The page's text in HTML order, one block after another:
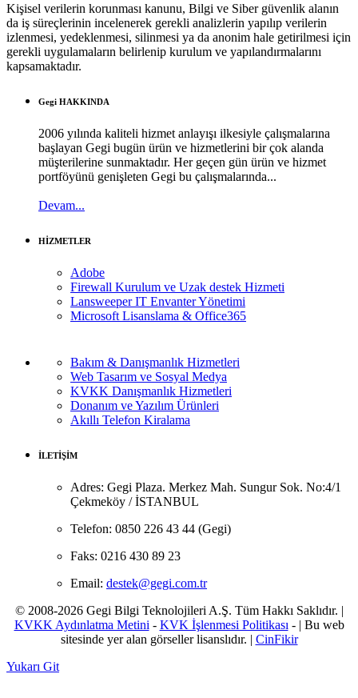
Kişisel verilerin korunması kanunu, Bilgi ve Siber güvenlik alanın
da iş süreçlerinin incelenerek gerekli analizlerin yapılıp verilerin
izlenmesi, yedeklenmesi, silinmesi ya da anonim hale getirilmesi için
gerekli uygulamaların belirlenip kurulum ve yapılandırmalarını
kapsamaktadır.
Gegi HAKKINDA
2006 yılında kaliteli hizmet anlayışı ilkesiyle çalışmalarına
başlayan Gegi bugün ürün ve hizmetlerini bir çok alanda
müşterilerine sunmaktadır. Her geçen gün ürün ve hizmet
portföyünü genişleten Gegi bu çalışmalarında...
Devam...
HİZMETLER
Adobe
Firewall Kurulum ve Uzak destek Hizmeti
Lansweeper IT Envanter Yönetimi
Microsoft Lisanslama & Office365
Bakım & Danışmanlık Hizmetleri
Web Tasarım ve Sosyal Medya
KVKK Danışmanlık Hizmetleri
Donanım ve Yazılım Ürünleri
Akıllı Telefon Kiralama
İLETİŞİM
Adres: Gegi Plaza. Merkez Mah. Sungur Sok. No:4/1
Çekmeköy / İSTANBUL
Telefon: 0850 226 43 44 (Gegi)
Faks: 0216 430 89 23
Email: destek@gegi.com.tr
© 2008-2026 Gegi Bilgi Teknolojileri A.Ş. Tüm Hakkı Saklıdır. |
KVKK Aydınlatma Metini - KVK İşlenmesi Politikası - | Bu web
sitesinde yer alan görseller lisanslıdır. | CinFikir
Yukarı Git